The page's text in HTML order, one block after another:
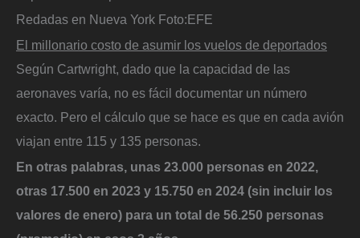
Redadas en Nueva York Foto: EFE
El millonario costo de asumir los vuelos de deportados
Según Cartwright, dado que la capacidad de las
aeronaves varía, no es fácil documentar un número
exacto. Pero el cálculo que se hace es que en cada avión
viajan entre 115 y 135 personas.
En otras palabras, unas 23.000 personas en 2022,
otras 17.500 en 2023 y 15.750 en 2024 (sin incluir los
valores de enero) para un total de 56.250 personas